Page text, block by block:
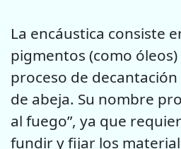
La encáustica consiste
pigmentos (como
proceso de
de abeja. Su nombre
al fuego”, ya que
fundir y fijar los